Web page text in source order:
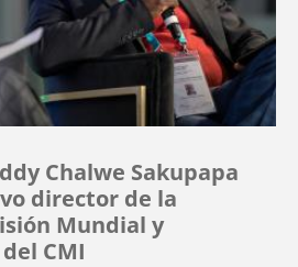
Chalwe Sakupapa
director de la
Mundial y
CMI